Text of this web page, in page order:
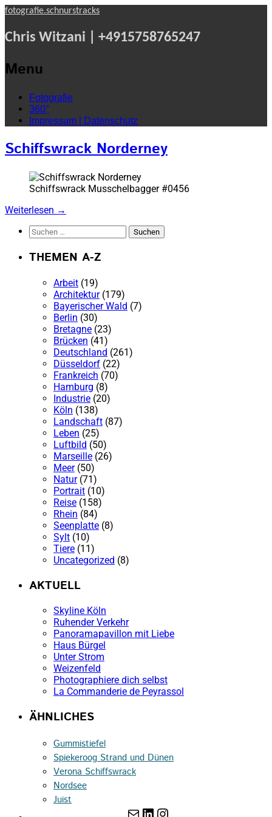
fotografie.schnurstracks
Chris Witzani | +4915758765247
Menu
Skip
content
Fotografie
360°
Impressum | Datenschutz
Schiffswrack Norderney
Schiffswrack Musschelbagger #0456
Weiterlesen →
Suchen
nach:
THEMEN A-Z
Arbeit (19)
Architektur(179)
Bayerischer Wald (7)
Berlin (30)
Bretagne (23)
Brücken (41)
Deutschland (261)
Düsseldorf (22)
Frankreich (70)
Hamburg (8)
Industrie (20)
Köln (138)
Landschaft (87)
Leben (25)
Luftbild (50)
Marseille (26)
Meer(50)
Natur(71)
Portrait (10)
Reise (158)
Rhein (84)
Seenplatte (8)
Sylt (10)
Tiere (11)
Uncategorized (8)
AKTUELL
Skyline Köln
Ruhender Verkehr
Panoramapavillon mit Liebe
Haus Bürgel
Unter Strom
Weizenfeld
Photographiere dich selbst
La Commanderie de Peyrassol
ÄHNLICHES
Gummistiefel
Spiekeroog Strand und Dünen
Verona Schiffswrack
Nordsee
Juist
E-MailLinkedIn
Instagram